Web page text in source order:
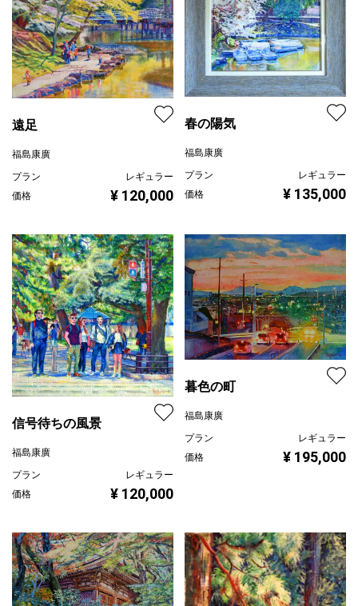
遠足
福島康廣
プラン
レギュラー
価格
¥ 120,000
春の陽気
福島康廣
プラン
レギュラー
価格
¥ 135,000
信号待ちの風景
福島康廣
プラン
レギュラー
価格
¥ 120,000
暮色の町
福島康廣
プラン
レギュラー
価格
¥ 195,000